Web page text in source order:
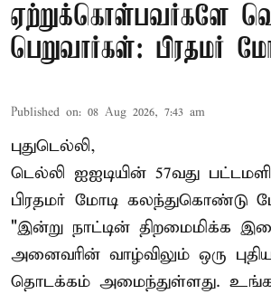
ஏற்றுக்கொள்பவர்களே
பெறுவார்கள்: பிரதமர்
Published on: 08 Aug 2026, 7:43 am
புதுடெல்லி,
டெல்லி ஐஐடியின் 57வது
பிரதமர் மோடி கலந்துகொண்டு
"இன்று நாட்டின் திறமைமிக்க
அனைவரின் வாழ்விலும் ஒரு
தொடக்கம் அமைந்துள்ளது.